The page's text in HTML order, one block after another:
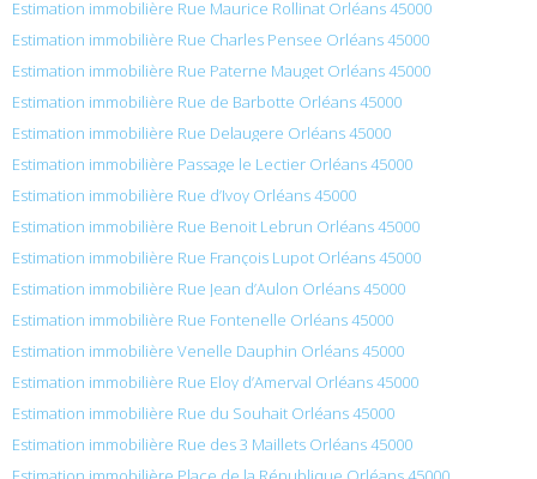
Estimation immobilière Rue Maurice Rollinat Orléans 45000
Estimation immobilière Rue Charles Pensee Orléans 45000
Estimation immobilière Rue Paterne Mauget Orléans 45000
Estimation immobilière Rue de Barbotte Orléans 45000
Estimation immobilière Rue Delaugere Orléans 45000
Estimation immobilière Passage le Lectier Orléans 45000
Estimation immobilière Rue d’Ivoy Orléans 45000
Estimation immobilière Rue Benoit Lebrun Orléans 45000
Estimation immobilière Rue François Lupot Orléans 45000
Estimation immobilière Rue Jean d’Aulon Orléans 45000
Estimation immobilière Rue Fontenelle Orléans 45000
Estimation immobilière Venelle Dauphin Orléans 45000
Estimation immobilière Rue Eloy d’Amerval Orléans 45000
Estimation immobilière Rue du Souhait Orléans 45000
Estimation immobilière Rue des 3 Maillets Orléans 45000